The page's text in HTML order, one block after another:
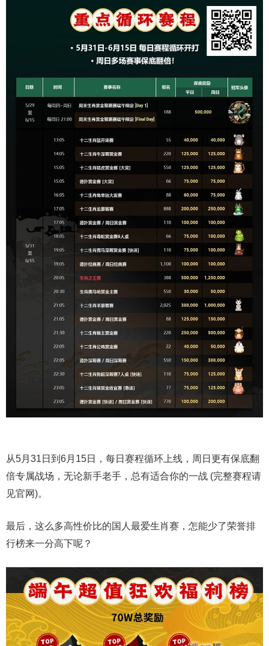
从5月31日到6月15日，每日赛程循环上线，周日更有保底翻
倍专属战场，无论新手老手，总有适合你的一战 (完整赛程请
见官网)。
最后，这么多高性价比的国人最爱生肖赛，怎能少了荣誉排
行榜来一分高下呢？